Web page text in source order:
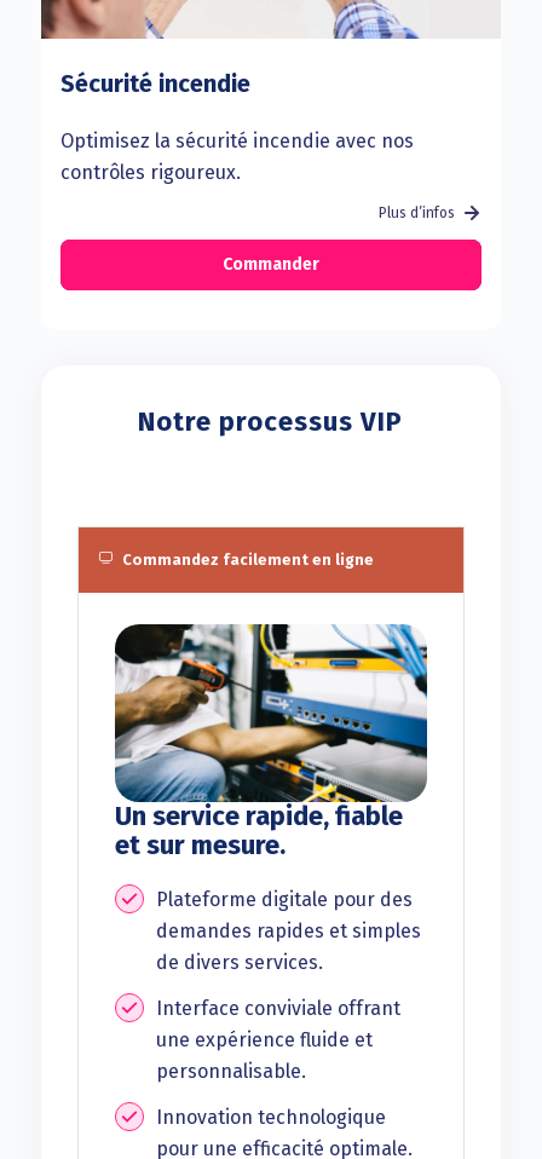
Sécurité incendie
Optimisez la sécurité incendie avec nos
contrôles rigoureux.
Plus d’infos
Commander
Notre processus VIP
Commandez facilement en ligne
Un service rapide, fiable
et sur mesure.
Plateforme digitale pour des
demandes rapides et simples
de divers services.
Interface conviviale offrant
une expérience fluide et
personnalisable.
Innovation technologique
pour une efficacité optimale.